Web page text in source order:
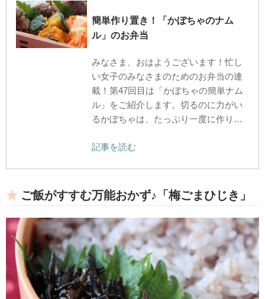
簡単作り置き！「かぼちゃのナム
ル」のお弁当
みなさま、おはようございます！忙し
い女子のみなさまのためのお弁当の連
載！第47回目は「かぼちゃの簡単ナム
ル」をご紹介します。切るのに力がい
るかぼちゃは、たっぷり一度に作り…
記事を読む
ご飯がすすむ万能おかず♪「梅ごまひじき」